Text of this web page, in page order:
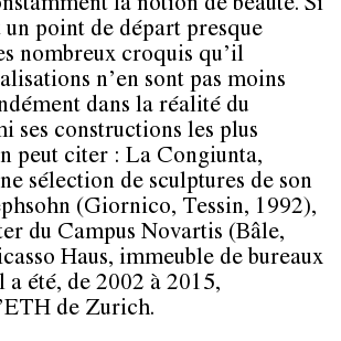
la notion de beauté. Si
un point de départ presque
nombreux croquis qu’il
n’en sont pas moins
dans la réalité du
ses constructions les plus
peut citer : La Congiunta,
sélection de sculptures de son
(Giornico, Tessin, 1992),
du Campus Novartis (Bâle,
Haus, immeuble de bureaux
a été, de 2002 à 2015,
de Zurich.